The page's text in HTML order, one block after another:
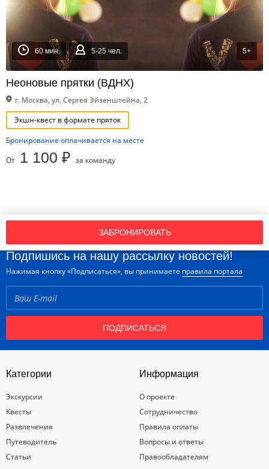
60 мин. 5-25 чел. 5+
Неоновые прятки (ВДНХ)
г. Москва, ул. Сергея Эйзенштейна, 2
Экшн-квест в формате пряток
Бронирование оплачивается на месте
От 1 100 ₽ за команду
ЗАБРОНИРОВАТЬ
Подпишись на нашу рассылку новостей!
Нажимая кнопку «Подписаться», вы принимаете правила портала
ПОДПИСАТЬСЯ
Категории
Экскурсии
Квесты
Развлечения
Путеводитель
Статьи
Информация
О проекте
Сотрудничество
Правила оплаты
Вопросы и ответы
Правообладателям